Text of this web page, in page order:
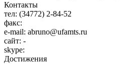
Контакты
тел: (34772) 2-84-52
факс:
e-mail: abruno@ufamts.ru
сайт: -
skype:
Достижения